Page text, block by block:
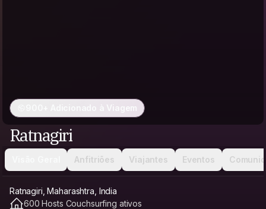
900+ Adicionado à Viagem
Ratnagiri
Anfitriões Viajantes Eventos
Ratnagiri, Maharashtra, India
600 Hosts Couchsurfing ativos